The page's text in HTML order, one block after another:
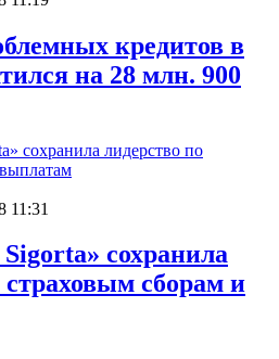
кредитов в
на 28 млн. 900
11:31
сохранила
страховым сборам и